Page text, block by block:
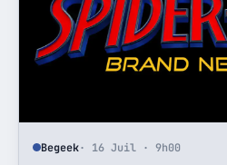
Begeek· 16 Juil · 9h00